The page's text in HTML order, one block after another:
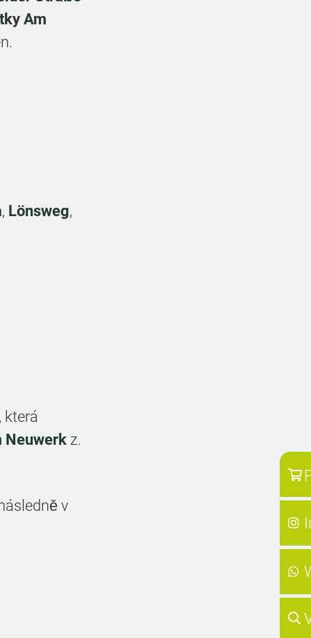
Am
, Lönsweg,
která
Neuwerk z.
v